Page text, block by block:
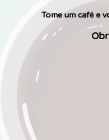
Tome um café e